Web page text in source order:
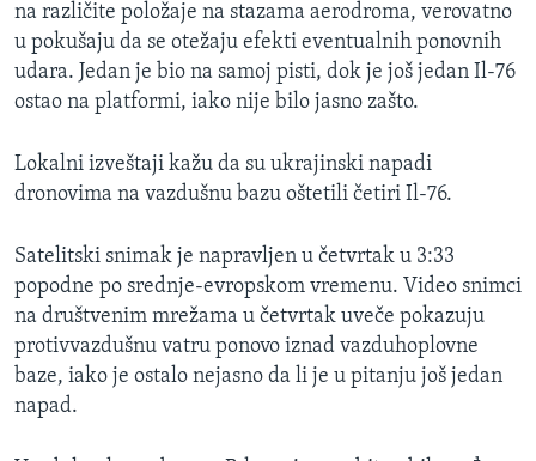
na različite položaje na stazama aerodroma, verovatno
u pokušaju da se otežaju efekti eventualnih ponovnih
udara. Jedan je bio na samoj pisti, dok je još jedan Il-76
ostao na platformi, iako nije bilo jasno zašto.
Lokalni izveštaji kažu da su ukrajinski napadi
dronovima na vazdušnu bazu oštetili četiri Il-76.
Satelitski snimak je napravljen u četvrtak u 3:33
popodne po srednje-evropskom vremenu. Video snimci
na društvenim mrežama u četvrtak uveče pokazuju
protivvazdušnu vatru ponovo iznad vazduhoplovne
baze, iako je ostalo nejasno da li je u pitanju još jedan
napad.